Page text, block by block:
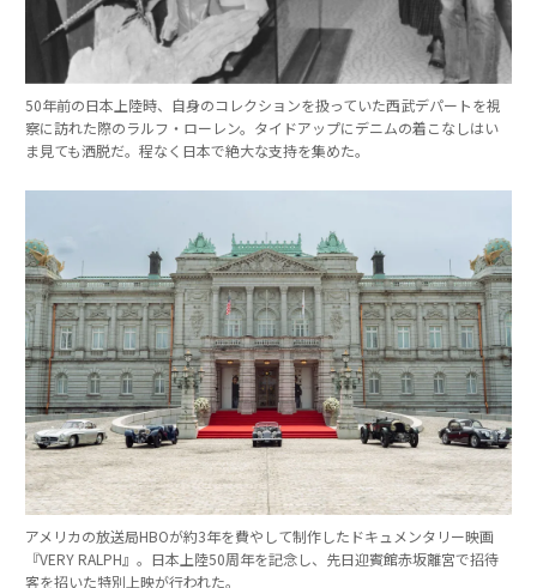
50年前の日本上陸時、自身のコレクションを扱っていた西武デパートを視
察に訪れた際のラルフ・ローレン。タイドアップにデニムの着こなしはい
ま見ても洒脱だ。程なく日本で絶大な支持を集めた。
アメリカの放送局HBOが約3年を費やして制作したドキュメンタリー映画
『VERY RALPH』。日本上陸50周年を記念し、先日迎賓館赤坂離宮で招待
客を招いた特別上映が行われた。